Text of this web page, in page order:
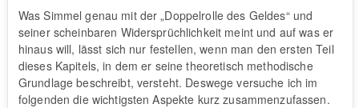
Was Simmel genau mit der „Doppelrolle des Geldes“ und
seiner scheinbaren Widersprüchlichkeit meint und auf was er
hinaus will, lässt sich nur festellen, wenn man den ersten Teil
dieses Kapitels, in dem er seine theoretisch methodische
Grundlage beschreibt, versteht. Deswege versuche ich im
folgenden die wichtigsten Aspekte kurz zusammenzufassen.